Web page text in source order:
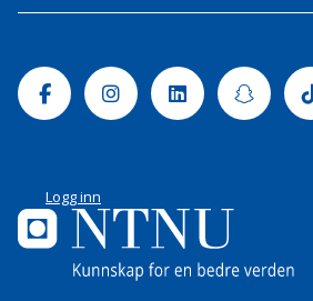
FacebookInstagramLinkedin
Logg inn